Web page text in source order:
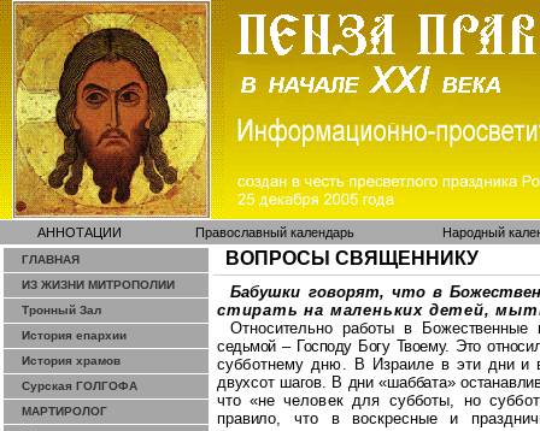
АННОТАЦИИ Православный календарь Народный
ГЛАВНАЯ
ИЗ ЖИЗНИ МИТРОПОЛИИ
Тронный Зал
История епархии
История храмов
Сурская ГОЛГОФА
МАРТИРОЛОГ
ВОПРОСЫ СВЯЩЕННИКУ
Бабушки говорят, что в
стирать на маленьких детей,
Относительно работы в Божественные
седьмой – Господу БогуТвоему. Это отно
субботнему дню. В Израиле вэти дни и
двухсот шагов. В дни «шаббата»
что «нечеловек для субботы, но
правило, что в воскресные и